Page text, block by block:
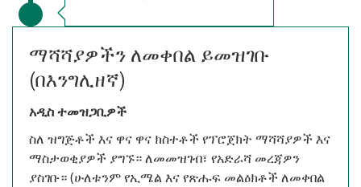
ማሻሻያዎችን ለመቀበል ይመዝገቡ
(በእንግሊዘኛ)
አዲስ ተመዝጋቢዎች
ስለ ዝግጅቶች እና ዋና ዋና ክስተቶች የፕሮጀክት ማሻሻያዎች እና
ማስታወቂያዎች ያግኙ። ለመመዝገብ፣ የአድራሻ መረጃዎን
ያስገቡ። (ሁለቱንም የኢሜል እና የጽሑፍ መልዕክቶች ለመቀበል